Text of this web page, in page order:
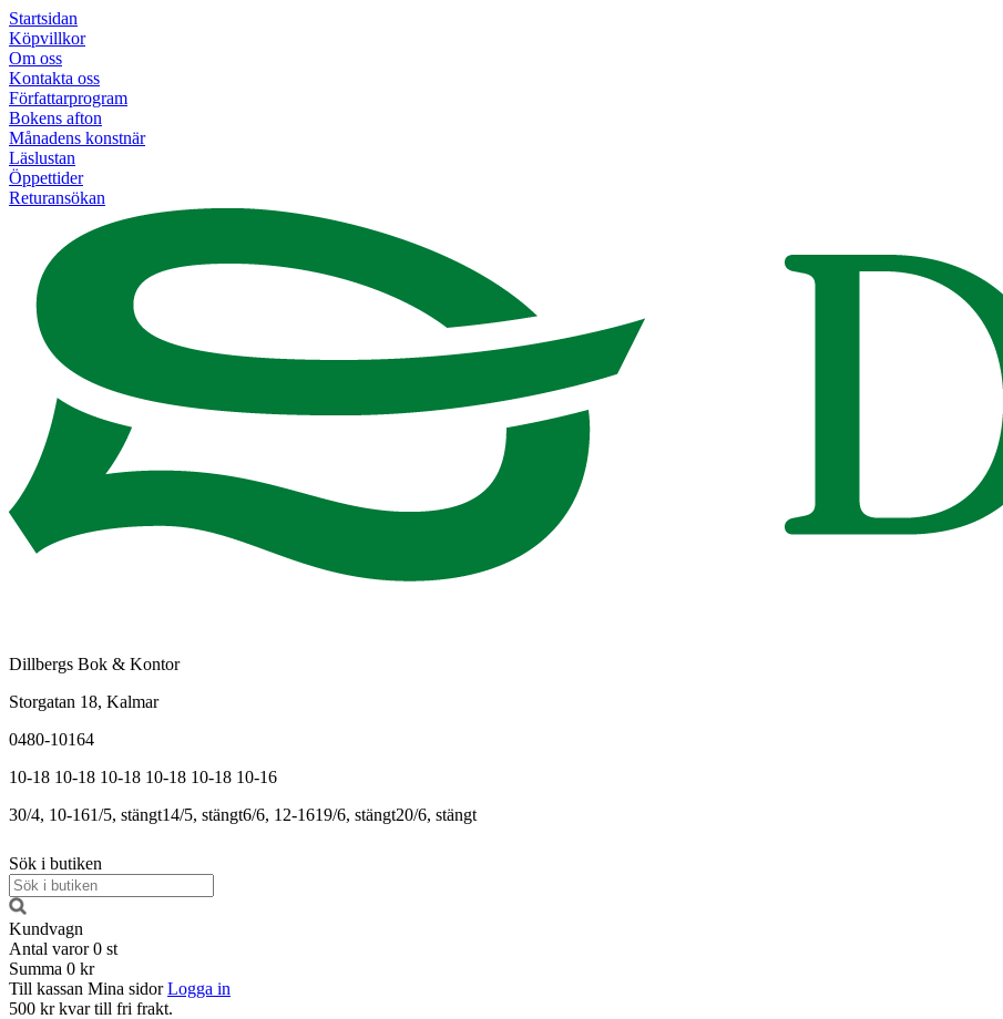
Startsidan
Köpvillkor
Om oss
Kontakta oss
Författarprogram
Bokens afton
Månadens konstnär
Läslustan
Öppettider
Returansökan
Dillbergs Bok & Kontor
Storgatan 18, Kalmar
0480-10164
10-18 10-18 10-18 10-18 10-18 10-16
30/4, 10-161/5, stängt14/5, stängt6/6, 12-1619/6, stängt20/6, stängt
Sök i butiken
Kundvagn
Antal varor 0 st
Summa 0 kr
Till kassan Mina sidor Logga in
500 kr kvar till fri frakt.